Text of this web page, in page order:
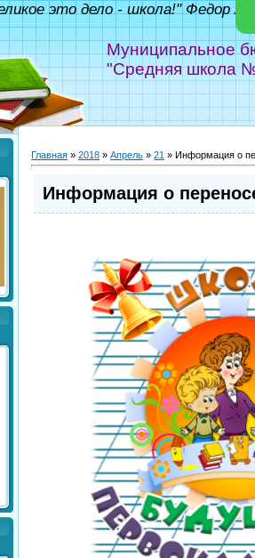
Муниципальное
"Средняя школа
это дело - школа!" Федор
Главная » 2018 » Апрель » 21 » Информация о
Информация о